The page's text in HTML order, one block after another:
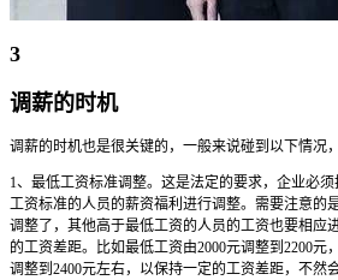
3
调薪的时机
调薪的时机也是很关键的，一般来说碰到以下情况
1、最低工资标准调整。这是法定的要求，企业必
工资标准的人员的薪资福利进行调整。需要注意的
调整了，其他高于最低工资的人员的工资也要相应
的工资差距。比如最低工资由2000元调整到2200元
调整到2400元左右，以保持一定的工资差距，不然